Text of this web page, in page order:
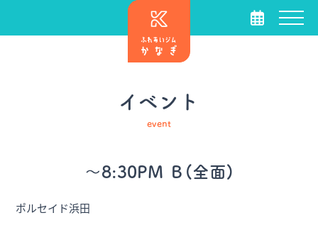
イベント
event
～8:30PM Ｂ(全面)
ポルセイド浜田